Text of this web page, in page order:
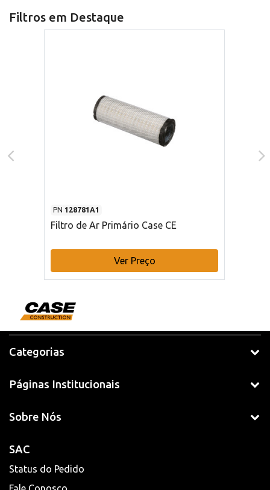
Filtros em Destaque
PN 128781A1
Filtro de Ar Primário Case CE
Ver Preço
Categorias
Páginas Institucionais
Sobre Nós
SAC
Status do Pedido